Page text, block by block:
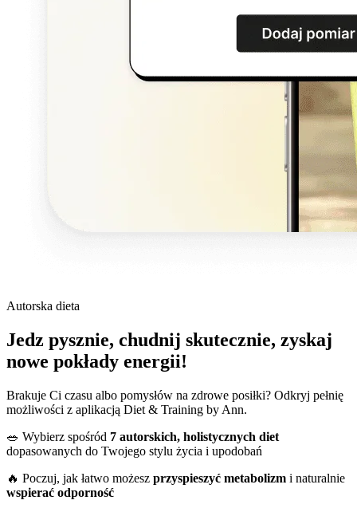
Autorska dieta
Jedz pysznie, chudnij skutecznie, zyskaj
nowe pokłady energii!
Brakuje Ci czasu albo pomysłów na zdrowe posiłki? Odkryj pełnię
możliwości z aplikacją Diet & Training by Ann.
🥗 Wybierz spośród 7 autorskich, holistycznych diet
dopasowanych do Twojego stylu życia i upodobań
🔥 Poczuj, jak łatwo możesz przyspieszyć metabolizm i naturalnie
wspierać odporność